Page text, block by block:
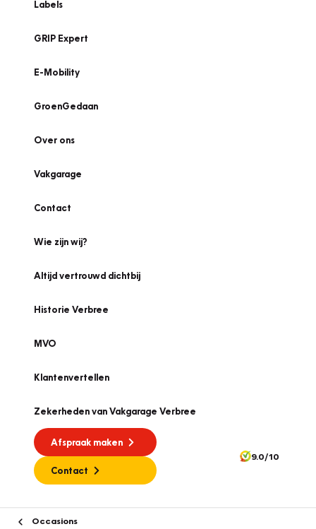
Labels
GRIP Expert
E-Mobility
GroenGedaan
Over ons
Vakgarage
Contact
Wie zijn wij?
Altijd vertrouwd dichtbij
Historie Verbree
MVO
Klantenvertellen
Zekerheden van Vakgarage Verbree
Afspraak maken
Contact
9.0/10
Occasions